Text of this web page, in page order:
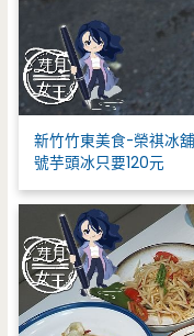
新竹竹東美食-榮祺冰
號芋頭冰只要120元